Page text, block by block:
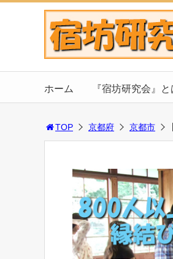
ホーム 『宿坊研究会』と
TOP 京都府 京都市